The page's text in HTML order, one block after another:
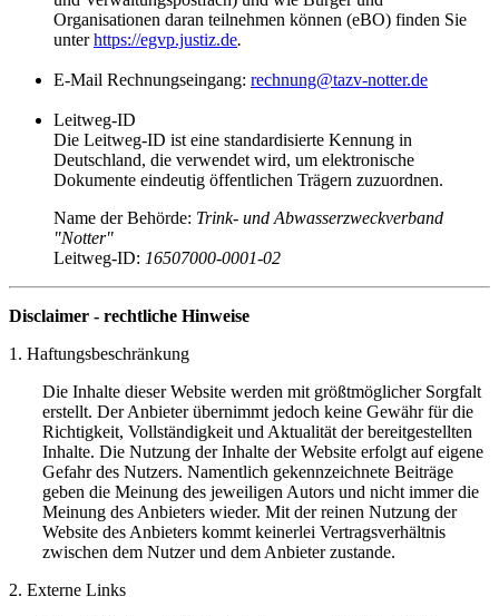
Organisationen daran teilnehmen können (eBO) finden Sie
unterhttps://egvp.justiz.de.
E-Mail Rechnungseingang: rechnung@tazv-notter.de
Leitweg-ID
Die Leitweg-ID ist eine standardisierte Kennung in
Deutschland, die verwendet wird, um elektronische
Dokumente eindeutig öffentlichen Trägern zuzuordnen.
Name der Behörde: Trink- und Abwasserzweckverband
"Notter"
Leitweg-ID: 16507000-0001-02
Disclaimer - rechtliche Hinweise
1. Haftungsbeschränkung
Die Inhalte dieser Website werden mit größtmöglicher Sorgfalt
erstellt. Der Anbieter übernimmt jedoch keine Gewähr für die
Richtigkeit, Vollständigkeit und Aktualität der bereitgestellten
Inhalte. Die Nutzung der Inhalte der Website erfolgt auf eigene
Gefahr des Nutzers. Namentlich gekennzeichnete Beiträge
geben die Meinung des jeweiligen Autors und nicht immer die
Meinung des Anbieters wieder. Mit der reinen Nutzung der
Website des Anbieters kommt keinerlei Vertragsverhältnis
zwischen dem Nutzer und dem Anbieter zustande.
2. Externe Links